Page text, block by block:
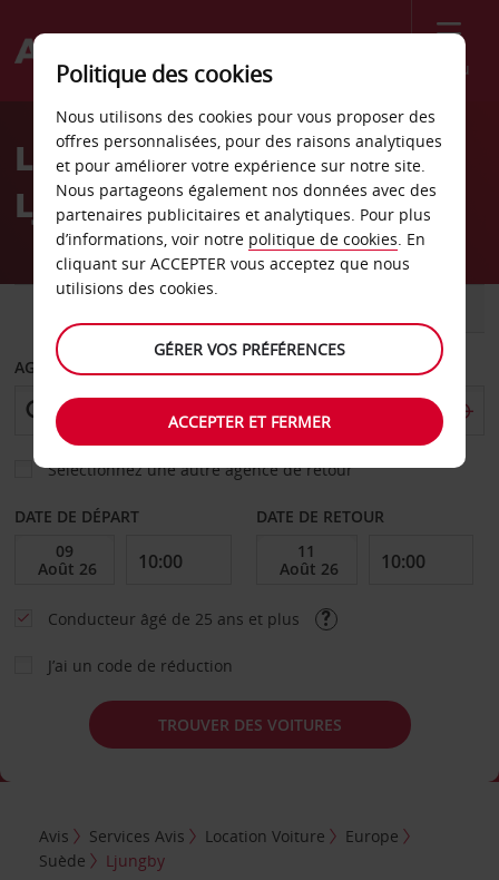
Menu
Welcome
AvisLocation de voiture
Ljungby
AGENCE DE DÉPART
Sélectionnez une autre agence de retour
DATE DE DÉPART DATE DE RETOUR
Conducteur âgé de 25 ans et plus
J’ai un code de réduction
TROUVER DES VOITURES
Avis Services Avis Location Voiture
Europe
Suède
Ljungby
Politique des cookies
Nous utilisons des cookies pour vous proposer des
offres personnalisées, pour des raisons analytiques
et pour améliorer votre expérience sur notre site.
Nous partageons également nos données avec des
partenaires publicitaires et analytiques. Pour plus
d’informations, voir notre politique de cookies. En
cliquant sur ACCEPTER vous acceptez que nous
utilisions des cookies.
GÉRER VOS PRÉFÉRENCES
ACCEPTER ET FERMER